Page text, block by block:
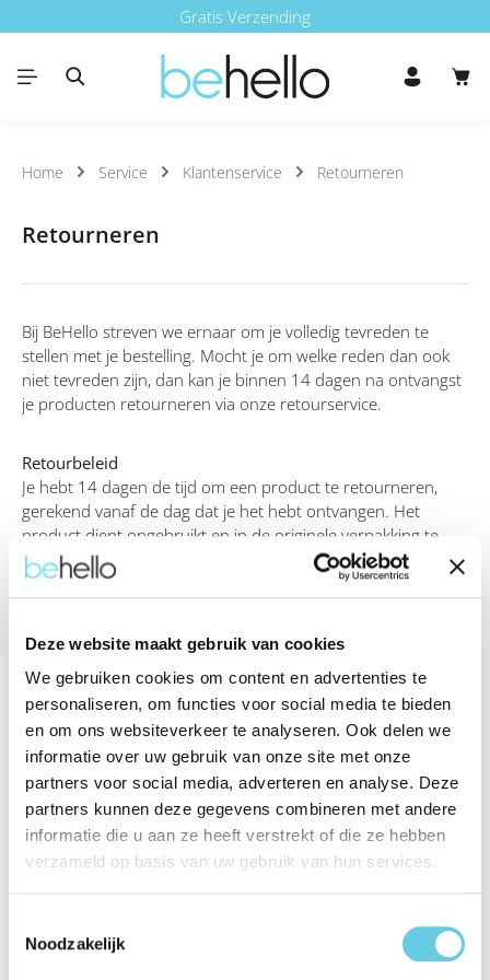
Deze website maakt gebruik van cookies
We gebruiken cookies om content en advertenties te
personaliseren, om functies voor social media te bieden
en om ons websiteverkeer te analyseren. Ook delen we
informatie over uw gebruik van onze site met onze
partners voor social media, adverteren en analyse. Deze
partners kunnen deze gegevens combineren met andere
informatie die u aan ze heeft verstrekt of die ze hebben
verzameld op basis van uw gebruik van hun services.
Noodzakelijk
Ga naar de hoofdinhoudGratis Verzending
Home Service Klantenservice Retourneren
Retourneren
Bij BeHello streven we ernaar om je volledig tevreden te
stellen met je bestelling. Mocht je om welke reden dan ook
niet tevreden zijn, dan kan je binnen 14 dagen na ontvangst
je producten retourneren via onze retourservice.
Retourbeleid
Je hebt 14 dagen de tijd om een product te retourneren,
gerekend vanaf de dag dat je het hebt ontvangen. Het
product dient ongebruikt en in de originele verpakking te
zijn, zodat wij het weer in goede staat kunnen verwerken.
Alle meegeleverde accessoires en documentatie moeten bij
het product zitten. Specifieke voorwaarden kunnen gelden
voor bepaalde productcategorieën; raadpleeg hiervoor de
productpagina.
Retourproces
Om een retour te starten, maak je gebruik van onze
retourmodule. Volg de stappen hieronder voor een soepel
retourproces: Doorloop ons retourproces via de
Na goedkeuring ontvang je een retourlabel per e-mail